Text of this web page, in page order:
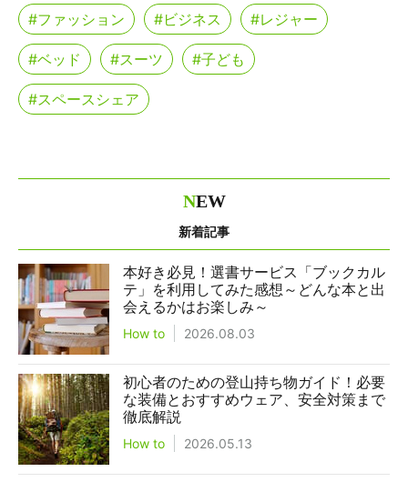
#ファッション #ビジネス #レジャー
#ベッド #スーツ #子ども
#スペースシェア
NEW
新着記事
本好き必見！選書サービス「ブックカル
テ」を利用してみた感想～どんな本と出
会えるかはお楽しみ～
How to 2026.08.03
初心者のための登山持ち物ガイド！必要
な装備とおすすめウェア、安全対策まで
徹底解説
How to 2026.05.13